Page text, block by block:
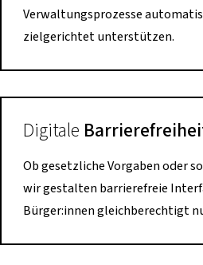
Verwaltungsprozesse
zielgerichtet unterstützen.
Digitale
Ob gesetzliche Vorgaben oder
wir gestalten barrierefreie
Bürger:innen gleichberechtigt